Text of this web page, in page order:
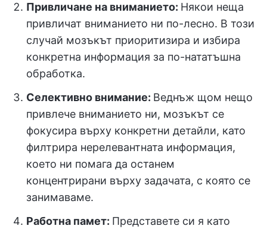
Привличане на вниманието: Някои неща
привличат вниманието ни по-лесно. В този
случай мозъкът приоритизира и избира
конкретна информация за по-нататъшна
обработка.
Селективно внимание: Веднъж щом нещо
привлече вниманието ни, мозъкът се
фокусира върху конкретни детайли, като
филтрира нерелевантната информация,
което ни помага да останем
концентрирани върху задачата, с която се
занимаваме.
Работна памет: Представете си я като